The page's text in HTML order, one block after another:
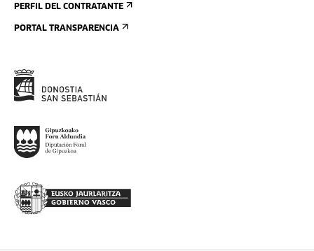
PERFIL DEL CONTRATANTE
PORTAL TRANSPARENCIA